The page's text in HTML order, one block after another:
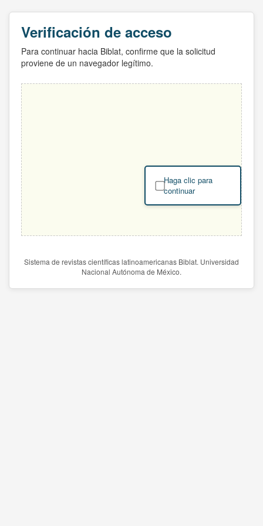
Verificación de acceso
Para continuar hacia Biblat, confirme que la solicitud
proviene de un navegador legítimo.
Haga clic para
continuar
Sistema de revistas científicas latinoamericanas Biblat. Universidad
Nacional Autónoma de México.